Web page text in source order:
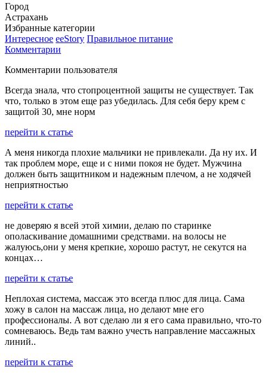
Город
Астрахань
Избранные категории
Интересное ееStory Правильное питание
Комментарии
Комментарии пользователя
Всегда знала, что стопроцентной защиты не существует. Так
что, только в этом еще раз убедилась. Для себя беру крем с
защитой 30, мне норм
перейти к статье
А меня никогда плохие мальчики не привлекали. Да ну их. И
так проблем море, еще и с ними покоя не будет. Мужчина
должен быть защитником и надежным плечом, а не ходячей
неприятностью
перейти к статье
не доверяю я всей этой химии, делаю по старинке
ополаскивание домашними средствами. на волосы не
жалуюсь,они у меня крепкие, хорошо растут, не секутся на
концах…
перейти к статье
Неплохая система, массаж это всегда плюс для лица. Сама
хожу в салон на массаж лица, но делают мне его
профессионалы. А вот сделаю ли я его сама правильно, что-то
сомневаюсь. Ведь там важно учесть направление массажных
линий..
перейти к статье